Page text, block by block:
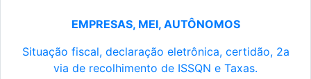
EMPRESAS, MEI, AUTÔNOMOS
Situação fiscal, declaração eletrônica, certidão, 2a
via de recolhimento de ISSQN e Taxas.